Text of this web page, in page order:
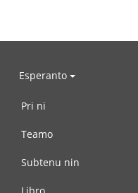
Esperanto
Pri ni
Teamo
Subtenu nin